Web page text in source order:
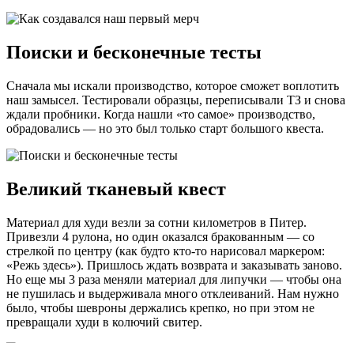
Поиски и бесконечные тесты
Сначала мы искали производство, которое сможет воплотить
наш замысел. Тестировали образцы, переписывали ТЗ и снова
ждали пробники. Когда нашли «то самое» производство,
обрадовались — но это был только старт большого квеста.
Великий тканевый квест
Материал для худи везли за сотни километров в Питер.
Привезли 4 рулона, но один оказался бракованным — со
стрелкой по центру (как будто кто-то нарисовал маркером:
«Режь здесь»). Пришлось ждать возврата и заказывать заново.
Но еще мы 3 раза меняли материал для липучки — чтобы она
не пушилась и выдерживала много отклеиваний. Нам нужно
было, чтобы шевроны держались крепко, но при этом не
превращали худи в колючий свитер.